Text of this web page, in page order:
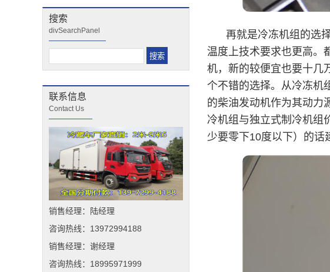
搜索
divSearchPanel
联系信息
Contact Us
销售经理：陆经理
咨询热线：13972994188
销售经理：谢经理
咨询热线：18995971999
再就是冷冻机组的选
温度上技术要求也更高。
机，新的较便宜也要十几
个不错的选择。从冷冻机
的柴油发动机作为其动力
冷机组与独立式制冷机组
少要零下10度以下）的话